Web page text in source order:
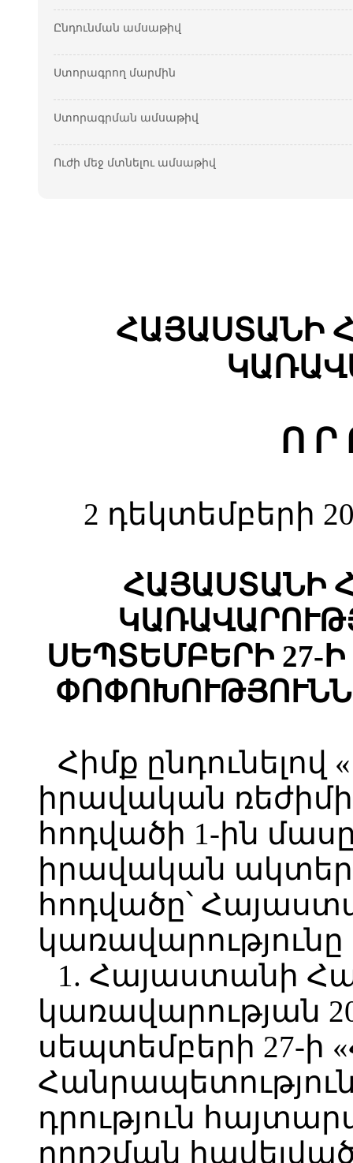
Ընդունման ամսաթիվ
Ստորագրող մարմին
Ստորագրման ամսաթիվ
Ուժի մեջ մտնելու ամսաթիվ
ՀԱՅԱՍՏԱՆԻ
Ո Ր
2 դեկտեմբերի
ՀԱՅԱՍՏԱՆԻ
ՍԵՊՏԵՄԲԵՐԻ 27-Ի
Հիմք
իրավական ռեժիմի
հոդվածի 1-ին
իրավական
հոդվածը՝
կառավարությունը
1. Հայաստանի
կառավարության
սեպտեմբերի 27-ի
դրություն
որոշման